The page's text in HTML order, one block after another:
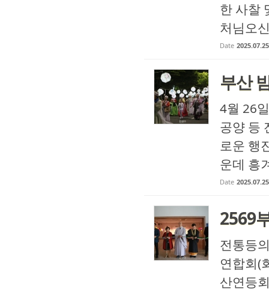
한 사찰
처님오
Date 2025.07.25
부산
4월 26
공양 등
로운 행
운데 흥
Date 2025.07.25
2569
전통등
연합회(
산연등